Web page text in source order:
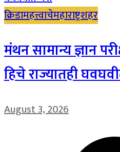
क्रिडामहत्त्वाचेमहाराष्ट्रशहर
मंथन सामान्य ज्ञान
हिचे राज्यातही
August 3, 2026